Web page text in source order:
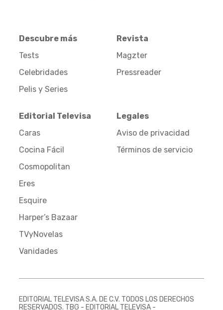
Descubre más
Tests
Celebridades
Pelis y Series
Revista
Magzter
Pressreader
Editorial Televisa
Caras
Cocina Fácil
Cosmopolitan
Eres
Esquire
Harper’s Bazaar
TVyNovelas
Vanidades
Legales
Aviso de privacidad
Términos de servicio
EDITORIAL TELEVISA S.A. DE C.V. TODOS LOS DERECHOS
RESERVADOS. TBG - EDITORIAL TELEVISA -